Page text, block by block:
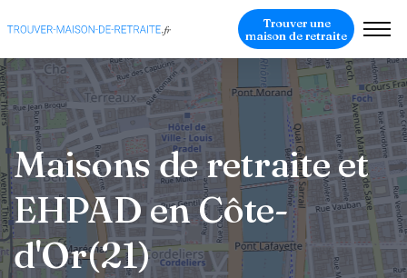
Trouver une
maison de retraite
Maisons de retraite et
EHPAD en Côte-
d'Or(21)